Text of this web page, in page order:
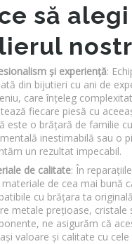
să alegi
și experiență:
din bijutieri cu ani de
care înțeleg
fiecare piesă cu
este o brățară de familie
inestimabilă sau o
un rezultat impecabil.
de calitate: În
de cea mai bună
cu brățara ta
metale prețioase, cristale
ne asigurăm că
valoare și calitate cu cele